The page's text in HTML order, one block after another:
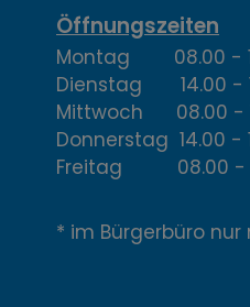
,
Ö
f
f
n
u
Öffnungszeiten
Montag 08.00 -
Dienstag 14.00 -
Mittwoch 08.00 -
Donnerstag 14.00 -
Freitag 08.00 -
* im Bürgerbüro nur